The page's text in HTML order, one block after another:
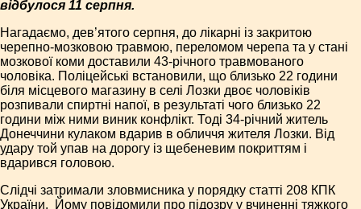
відбулося 11 серпня.
Нагадаємо, дев’ятого серпня, до лікарні із закритою
черепно-мозковою травмою, переломом черепа та у стані
мозкової коми доставили 43-річного травмованого
чоловіка. Поліцейські встановили, що близько 22 години
біля місцевого магазину в селі Лозки двоє чоловіків
розпивали спиртні напої, в результаті чого близько 22
години між ними виник конфлікт. Тоді 34-річний житель
Донеччини кулаком вдарив в обличчя жителя Лозки. Від
удару той упав на дорогу із щебеневим покриттям і
вдарився головою.
Слідчі затримали зловмисника у порядку статті 208 КПК
України. Йому повідомили про підозру у вчиненні тяжкого